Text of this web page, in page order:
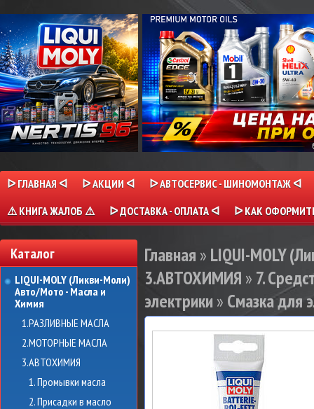
ᐅ ГЛАВНАЯ ᐊ ᐅ АКЦИИ ᐊ
ᐅ АВТОСЕРВИС - ШИНОМОНТАЖ ᐊ
⚠ КНИГА ЖАЛОБ ⚠
ᐅ ДОСТАВКА - ОПЛАТА ᐊ ᐅ КАК
Каталог
LIQUI-MOLY (Ликви-Моли)
Авто/Мото - Масла и
Химия
1.РАЗЛИВНЫЕ МАСЛА
2.МОТОРНЫЕ МАСЛА
3.АВТОХИМИЯ
1. Промывки масла
2. Присадки в масло
Главная » LIQUI-MOLY
3.АВТОХИМИЯ » 7.
электрики » Смазка для